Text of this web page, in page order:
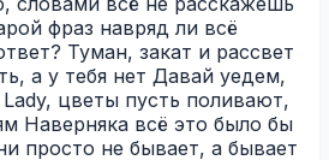
фраз навряд ли всё
Туман, закат и рассвет
а у тебя нет Давай уедем,
цветы пусть поливают,
Наверняка всё это было бы
просто не бывает, а бывает